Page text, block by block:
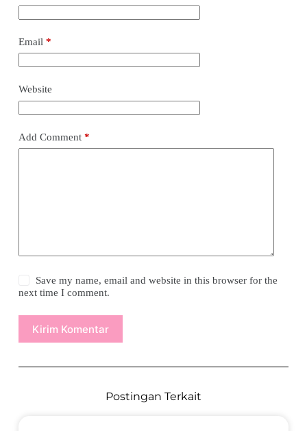
Email *
Website
Add Comment*
Save my name, email and website in this browser for the
next time I comment.
Kirim Komentar
Postingan Terkait